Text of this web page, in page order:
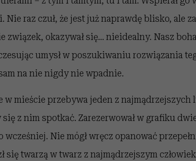
Nie raz czuł, że jest już naprawdę blisko, ale
związek, okazywał się... nieidealny. Nasz
umysł w poszukiwaniu rozwiązania
na nie nigdy nie wpadnie.
w mieście przebywa jeden z najmądrzejszych
z nim spotkać. Zarezerwował w grafiku
Nie mógł wręcz opanować
się twarzą w twarz z najmądrzejszym